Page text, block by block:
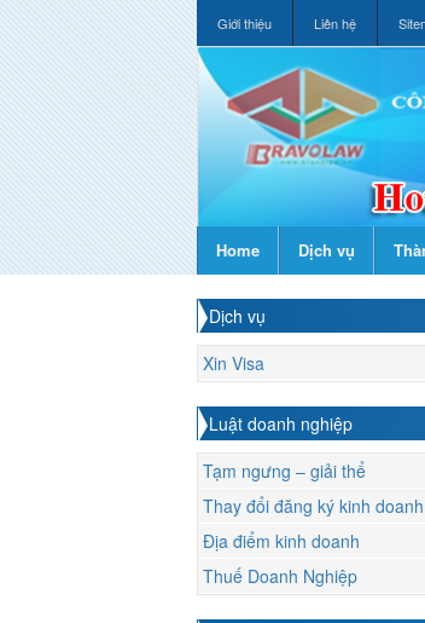
Giới thiệu Liên hệ
Home Dịch vụ
Dịch vụ
Xin Visa
Luật doanh nghiệp
Tạm ngưng – giải thể
Thay đổi đăng ký kinh doanh
Địa điểm kinh doanh
Thuế Doanh Nghiệp